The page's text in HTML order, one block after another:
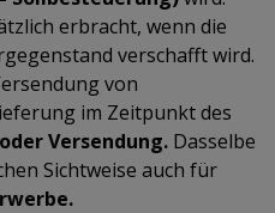
erbracht, wenn die
verschafft wird.
von
im Zeitpunkt des
Versendung. Dasselbe
Sichtweise auch für